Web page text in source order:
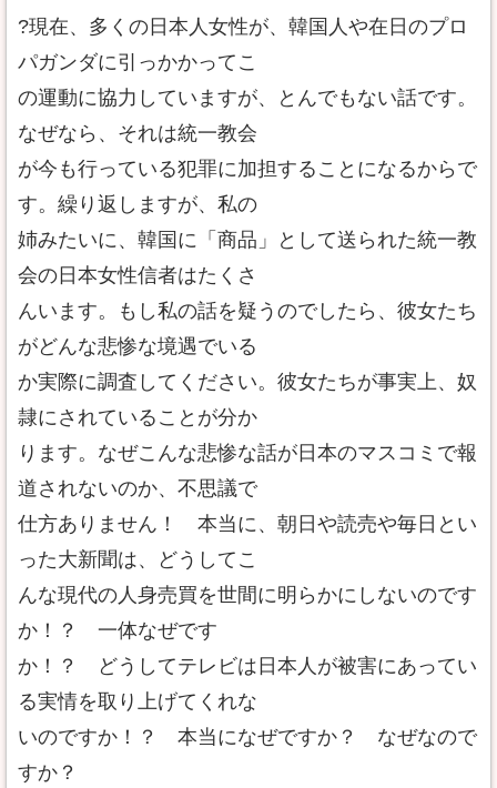
?現在、多くの日本人女性が、韓国人や在日のプロ
パガンダに引っかかってこ
の運動に協力していますが、とんでもない話です。
なぜなら、それは統一教会
が今も行っている犯罪に加担することになるからで
す。繰り返しますが、私の
姉みたいに、韓国に「商品」として送られた統一教
会の日本女性信者はたくさ
んいます。もし私の話を疑うのでしたら、彼女たち
がどんな悲惨な境遇でいる
か実際に調査してください。彼女たちが事実上、奴
隷にされていることが分か
ります。なぜこんな悲惨な話が日本のマスコミで報
道されないのか、不思議で
仕方ありません！ 本当に、朝日や読売や毎日とい
った大新聞は、どうしてこ
んな現代の人身売買を世間に明らかにしないのです
か！？ 一体なぜです
か！？ どうしてテレビは日本人が被害にあってい
る実情を取り上げてくれな
いのですか！？ 本当になぜですか？ なぜなので
すか？